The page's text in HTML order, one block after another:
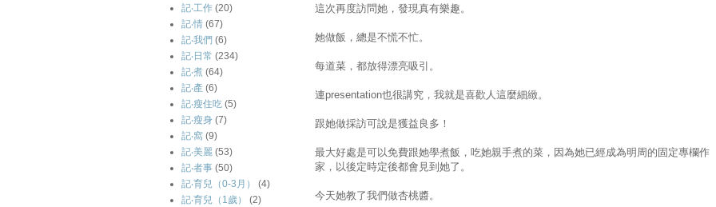
這次再度訪問她，發現真有樂趣。
她做飯，總是不慌不忙。
每道菜，都放得漂亮吸引。
連presentation也很講究，我就是喜歡人這麼細緻。
跟她做採訪可說是獲益良多！
最大好處是可以免費跟她學煮飯，吃她親手煮的菜，因為她已經成為明周的固定專欄作
家，以後定時定後都會見到她了。
今天她教了我們做杏桃醬。
記‧工作 (20)
記‧情 (67)
記‧我們 (6)
記‧日常 (234)
記‧煮 (64)
記‧產 (6)
記‧瘦住吃 (5)
記‧瘦身 (7)
記‧窩 (9)
記‧美麗 (53)
記‧者事 (50)
記‧育兒（0-3月）
(4)
記‧育兒（1歲）
(2)